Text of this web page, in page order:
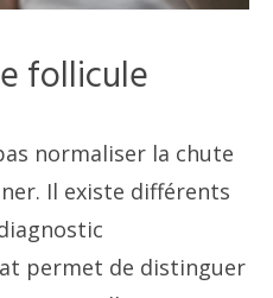
follicule
normaliser la chute
Il existe différents
permet de distinguer